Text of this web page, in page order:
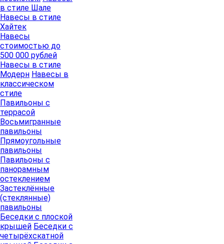
в стиле Шале
Навесы в стиле
Хайтек
Навесы
стоимостью до
500 000 рублей
Навесы в стиле
Модерн Навесы в
классическом
стиле
Павильоны с
террасой
Восьмигранные
павильоны
Прямоугольные
павильоны
Павильоны с
панорамным
остеклением
Застеклённые
(стеклянные)
павильоны
Беседки с плоской
крышей Беседки с
четырёхскатной